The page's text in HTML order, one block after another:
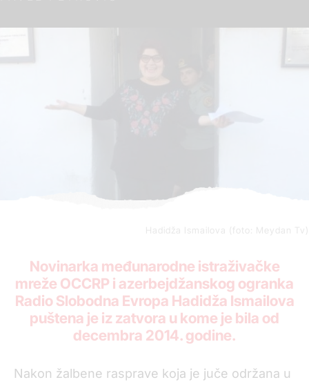
Hadidža Ismailova (foto: Meydan Tv)
Novinarka međunarodne istraživačke
mreže OCCRP i azerbejdžanskog ogranka
Radio Slobodna Evropa Hadidža Ismailova
puštena je iz zatvora u kome je bila od
decembra 2014. godine.
Nakon žalbene rasprave koja je juče održana u